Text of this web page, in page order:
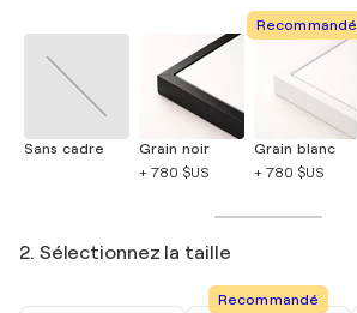
Sans cadre
Grain noir
+ 780 $US
Recommandé
Grain blanc
+ 780 $US
2. Sélectionnez la taille
Recommandé